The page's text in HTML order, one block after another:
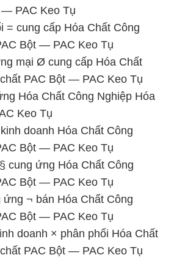
— PAC Keo Tụ
= cung cấp Hóa Chất Công
Bột — PAC Keo Tụ
mại Ø cung cấp Hóa Chất
PAC Bột — PAC Keo Tụ
Hóa Chất Công Nghiệp Hóa
Keo Tụ
doanh Hóa Chất Công
Bột — PAC Keo Tụ
cung ứng Hóa Chất Công
Bột — PAC Keo Tụ
¬ bán Hóa Chất Công
Bột — PAC Keo Tụ
doanh × phân phối Hóa Chất
PAC Bột — PAC Keo Tụ